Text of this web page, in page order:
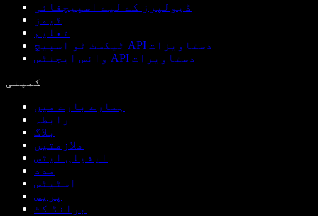
ڈیولپرز کے لیے اسپیچفائی
ٹیمز
تعلیم
ٹیکسٹ ٹو اسپیچ API دستاویزات
وائس ایجنٹس API دستاویزات
کمپنی
ہمارے بارے میں
رابطہ
بلاگ
ملازمتیں
ایفیلی ایٹس
مدد
اسٹیٹس
پریس
برانڈ کٹ